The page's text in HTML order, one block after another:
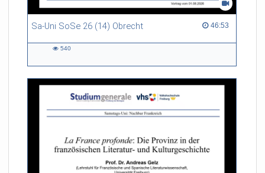
Sa-Uni SoSe 26 (14) Obrecht 46:53
46:53 duration
540